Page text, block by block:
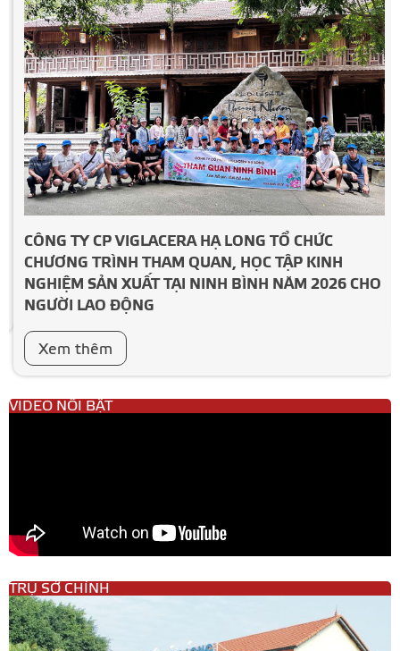
CÔNG TY CP VIGLACERA HẠ LONG TỔ CHỨC
CHƯƠNG TRÌNH THAM QUAN, HỌC TẬP KINH
NGHIỆM SẢN XUẤT TẠI NINH BÌNH NĂM 2026 CHO
NGƯỜI LAO ĐỘNG
Xem thêm
VIDEO NỔI BẬT
TRỤ SỞ CHÍNH